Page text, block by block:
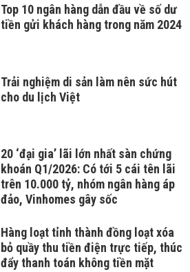
Top 10 ngân hàng dẫn đầu về số dư
tiền gửi khách hàng trong năm 2024
Trải nghiệm di sản làm nên sức hút
cho du lịch Việt
20 ‘đại gia’ lãi lớn nhất sàn chứng
khoán Q1/2026: Có tới 5 cái tên lãi
trên 10.000 tỷ, nhóm ngân hàng áp
đảo, Vinhomes gây sốc
Hàng loạt tỉnh thành đồng loạt xóa
bỏ quầy thu tiền điện trực tiếp, thúc
đẩy thanh toán không tiền mặt